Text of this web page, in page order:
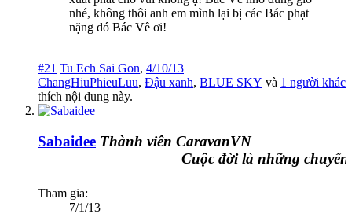
nhé, không thôi anh em mình lại bị các Bác phạt
nặng đó Bác Vê ơi!
#21 Tu Ech Sai Gon, 4/10/13
ChangHiuPhieuLuu, Đậu xanh, BLUE SKY và 1 người khác
thích nội dung này.
Sabaidee Thành viên CaravanVN
Cuộc đời là những chuyến đi
Tham gia:
7/1/13